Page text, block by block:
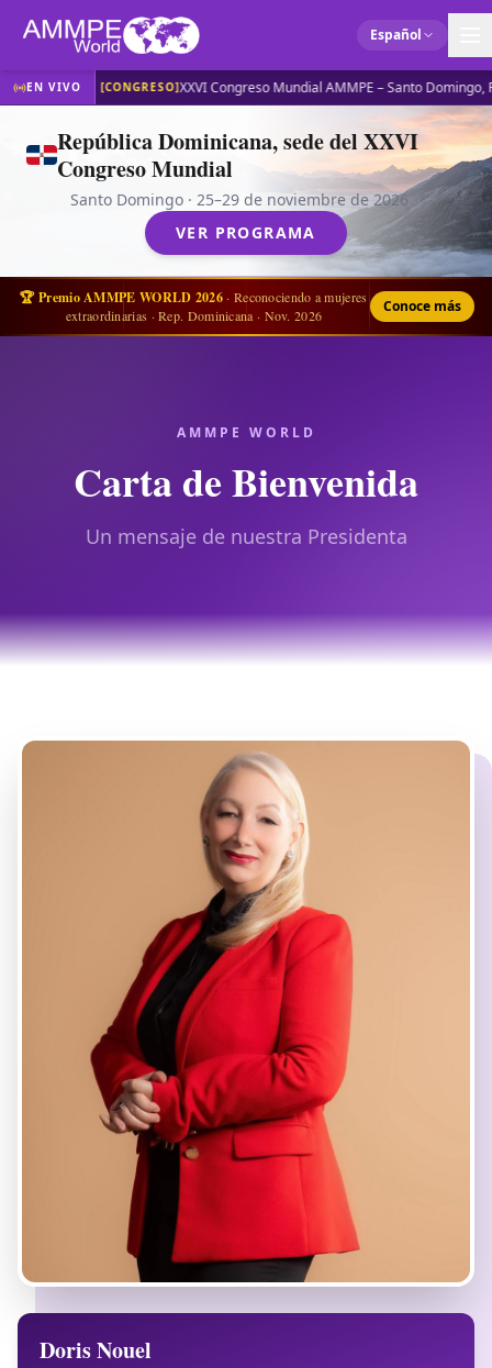
Español
EN VIVO [CONGRESO]XXVI Congreso Mundial AMMPE – Santo Domingo,
República Dominicana, sede del XXVI
Congreso Mundial
Santo Domingo · 25–29 de noviembre de 2026
VER PROGRAMA
🏆Premio AMMPE WORLD 2026 · Reconociendo a mujeres
extraordinarias · Rep. Dominicana · Nov. 2026
Conoce más
AMMPE WORLD
Carta de Bienvenida
Un mensaje de nuestra Presidenta
Doris Nouel